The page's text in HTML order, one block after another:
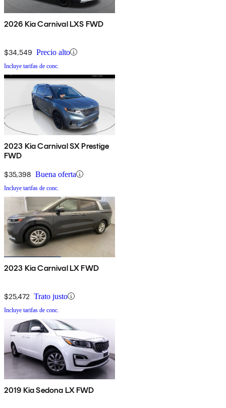
2026 Kia Carnival LXS FWD
$34,549 Precio alto
Incluye tarifas de conc.
2023 Kia Carnival SX Prestige
FWD
$35,398 Buena oferta
Incluye tarifas de conc.
2023 Kia Carnival LX FWD
$25,472 Trato justo
Incluye tarifas de conc.
2019 Kia Sedona LX FWD